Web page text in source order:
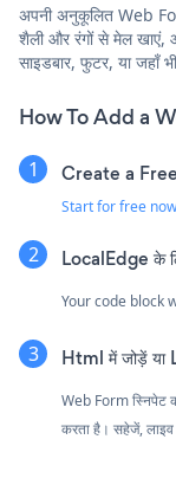
अपनी अनुकूलित Web
शैली और रंगों से मेल
साइडबार, फुटर, या जहाँ
How To Add a
Create a
Start for free now
LocalEdge के
Your code block
Html में जोड़ें या
Web Form स्निपेट
करता है। सहेजें,